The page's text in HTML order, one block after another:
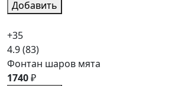
Добавить
+35
4.9(83)
Фонтан шаров мята
1740₽